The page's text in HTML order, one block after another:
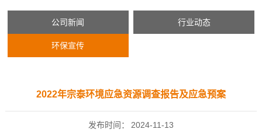
公司新闻 行业动态
环保宣传
2022年宗泰环境应急资源调查报告及应急预案
发布时间： 2024-11-13